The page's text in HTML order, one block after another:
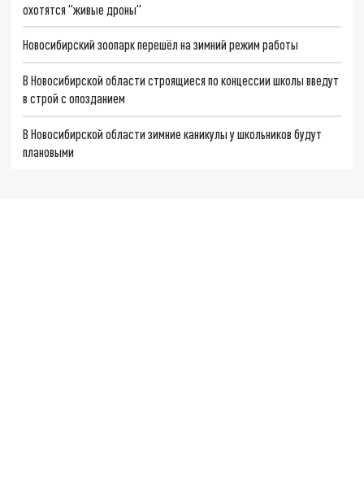
охотятся "живые дроны"
Новосибирский зоопарк перешёл на зимний режим работы
В Новосибирской области строящиеся по концессии школы введут
в строй с опозданием
В Новосибирской области зимние каникулы у школьников будут
плановыми